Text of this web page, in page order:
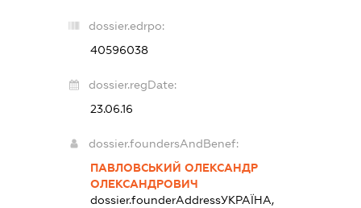
dossier.edrpo:
40596038
dossier.regDate:
23.06.16
dossier.foundersAndBenef:
ПАВЛОВСЬКИЙ ОЛЕКСАНДР
ОЛЕКСАНДРОВИЧ
dossier.founderAddressУКРАЇНА,